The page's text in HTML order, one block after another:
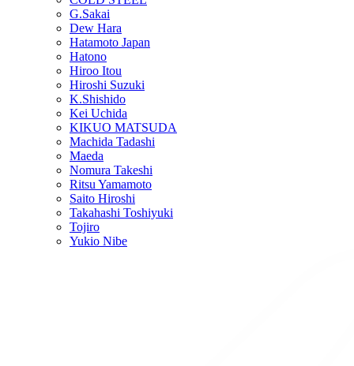
G.Sakai
Dew Hara
Hatamoto Japan
Hatono
Hiroo Itou
Hiroshi Suzuki
K.Shishido
Kei Uchida
KIKUO MATSUDA
Machida Tadashi
Maeda
Nomura Takeshi
Ritsu Yamamoto
Saito Hiroshi
Takahashi Toshiyuki
Tojiro
Yukio Nibe